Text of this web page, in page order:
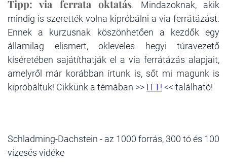
Tipp: via ferrata oktatás. Mindazoknak, akik
mindig is szerették volna kipróbálni a via ferrátázást.
Ennek a kurzusnak köszönhetően a kezdők egy
államilag elismert, okleveles hegyi túravezető
kíséretében sajátíthatják el a via ferrátázás alapjait,
amelyről már korábban írtunk is, sőt mi magunk is
kipróbáltuk! Cikkünk a témában >> ITT! << található!
Schladming-Dachstein - az 1000 forrás, 300 tó és 100
vízesés vidéke